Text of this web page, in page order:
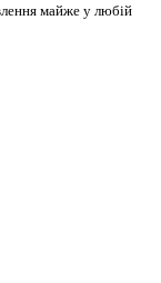
майже у любій